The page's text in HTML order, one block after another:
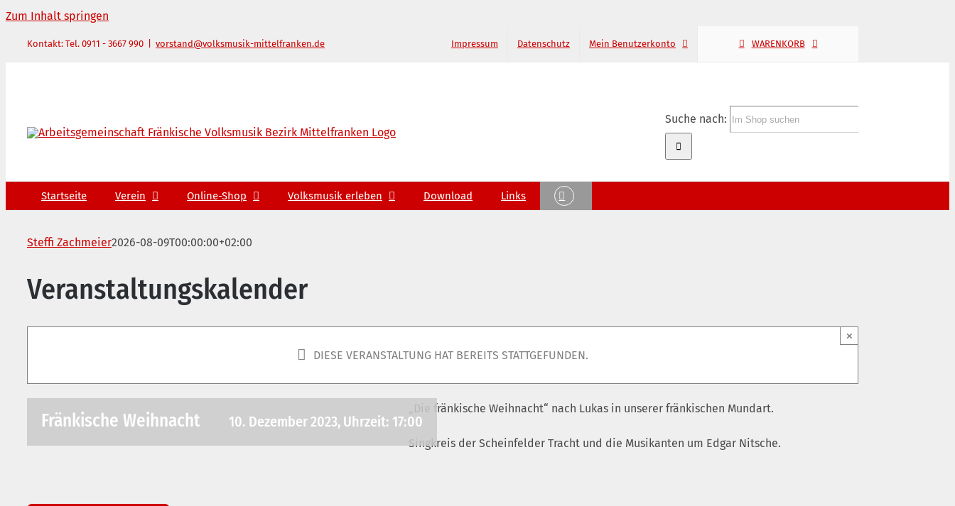
Zum Inhalt springen
Kontakt: Tel. 0911 - 3667 990 vorstand@volksmusik-mittelfranken.de Impressum Datenschutz Mein Benutzerkonto WARENKORB
Suche nach:
Startseite Verein Online-Shop Volksmusik erleben Download Links
Steffi Zachmeier2026-08-09T00:00:00+02:00
Veranstaltungskalender
DIESE VERANSTALTUNG HAT BEREITS STATTGEFUNDEN.
×
Fränkische Weihnacht 10. Dezember 2023, Uhrzeit: 17:00
„Die fränkische Weihnacht“ nach Lukas in unserer fränkischen Mundart.
Singkreis der Scheinfelder Tracht und die Musikanten um Edgar Nitsche.